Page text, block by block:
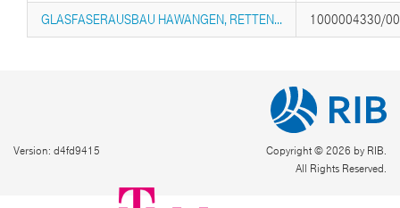
GLASFASERAUSBAU HAWANGEN, RETTEN... 1000004330/
Version: d4fd9415
Copyright © 2026 by RIB.
All Rights Reserved.